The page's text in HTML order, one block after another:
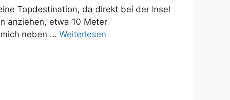
Topdestination, da direkt bei der Insel
anziehen, etwa 10 Meter
neben … Weiterlesen